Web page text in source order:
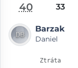
40 33
Barzak
Daniel
Ztráta